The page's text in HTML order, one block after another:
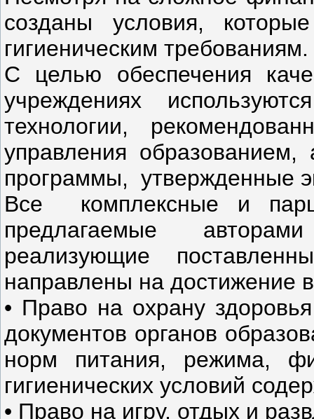
созданы условия,
гигиеническим требованиям.
С целью обеспечения
учреждениях
технологии,
управления
программы, утвержденные
Все комплексные и
предлагаемые
реализующие
направлены на достижение
• Право на охрану
документов органов
норм питания, режима,
гигиенических условий
• Право на игру, отдых и